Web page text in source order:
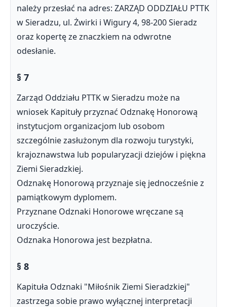
należy przesłać na adres: ZARZĄD ODDZIAŁU PTTK
w Sieradzu, ul. Żwirki i Wigury 4, 98-200 Sieradz
oraz kopertę ze znaczkiem na odwrotne
odesłanie.
§ 7
Zarząd Oddziału PTTK w Sieradzu może na
wniosek Kapituły przyznać Odznakę Honorową
instytucjom organizacjom lub osobom
szczególnie zasłużonym dla rozwoju turystyki,
krajoznawstwa lub popularyzacji dziejów i piękna
Ziemi Sieradzkiej.
Odznakę Honorową przyznaje się jednocześnie z
pamiątkowym dyplomem.
Przyznane Odznaki Honorowe wręczane są
uroczyście.
Odznaka Honorowa jest bezpłatna.
§ 8
Kapituła Odznaki "Miłośnik Ziemi Sieradzkiej"
zastrzega sobie prawo wyłącznej interpretacji